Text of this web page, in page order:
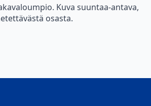
Kuva suuntaa-antava,
osasta.